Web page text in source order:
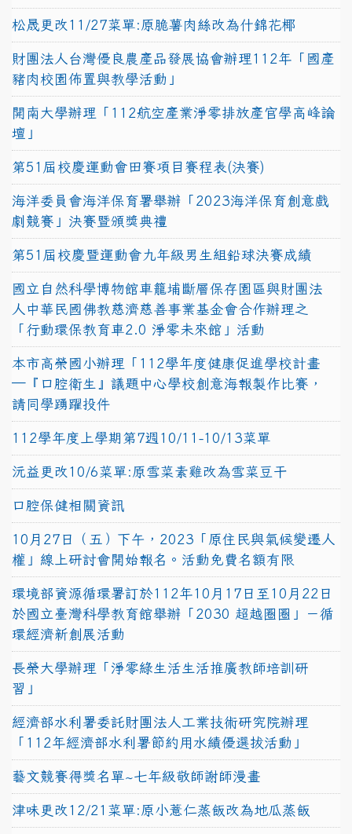
松晟更改11/27菜單:原脆薯肉絲改為什錦花椰
財團法人台灣優良農產品發展協會辦理112年「國產
豬肉校園佈置與教學活動」
開南大學辦理「112航空產業淨零排放產官學高峰論
壇」
第51屆校慶運動會田賽項目賽程表(決賽)
海洋委員會海洋保育署舉辦「2023海洋保育創意戲
劇競賽」決賽暨頒獎典禮
第51屆校慶暨運動會九年級男生組鉛球決賽成績
國立自然科學博物館車籠埔斷層保存園區與財團法
人中華民國佛教慈濟慈善事業基金會合作辦理之
「行動環保教育車2.0 淨零未來館」活動
本市高榮國小辦理「112學年度健康促進學校計畫
─『口腔衛生』議題中心學校創意海報製作比賽，
請同學踴躍投件
112學年度上學期第7週10/11-10/13菜單
沅益更改10/6菜單:原雪菜素雞改為雪菜豆干
口腔保健相關資訊
10月27日（五）下午，2023「原住民與氣候變遷人
權」線上研討會開始報名。活動免費名額有限
環境部資源循環署訂於112年10月17日至10月22日
於國立臺灣科學教育館舉辦「2030 超越圈圈」－循
環經濟新創展活動
長榮大學辦理「淨零綠生活生活推廣教師培訓研
習」
經濟部水利署委託財團法人工業技術研究院辦理
「112年經濟部水利署節約用水績優選拔活動」
藝文競賽得獎名單~七年級敬師謝師漫畫
津味更改12/21菜單:原小薏仁蒸飯改為地瓜蒸飯